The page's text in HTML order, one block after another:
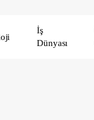
İş
Dünyası